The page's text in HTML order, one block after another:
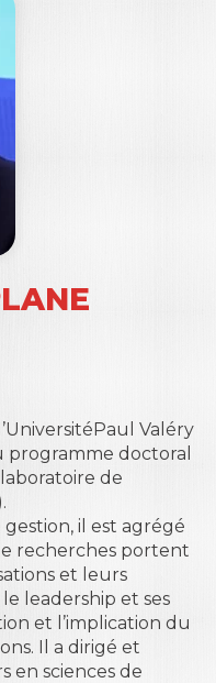
l’UniversitéPaul Val éry
doctoral
de
il est agrégé
recherches portent
et leurs
leadership et ses
et l’implication du
Il a dirigé et
en sciences de